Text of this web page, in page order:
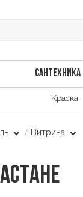
САНТЕХНИКА
Краска
Витрина